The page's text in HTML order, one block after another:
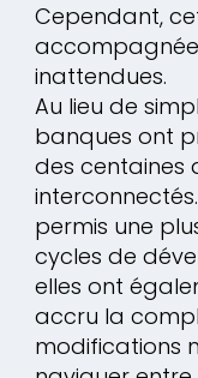
Cependant,
inattendues.
Au lieu de
banques ont
des centaines
permis une
cycles de
elles ont
accru la
modifications